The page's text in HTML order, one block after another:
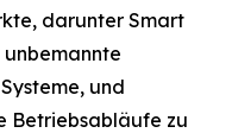
darunter Smart
unbemannte
und
Betriebsabläufe zu